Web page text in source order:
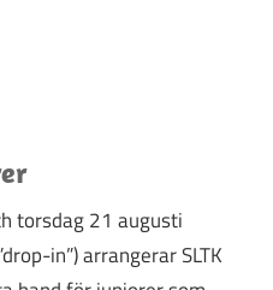
torsdag 21 augusti
in”) arrangerar SLTK